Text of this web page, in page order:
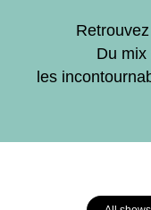
Du mix
les